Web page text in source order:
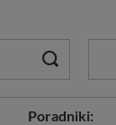
Poradniki: